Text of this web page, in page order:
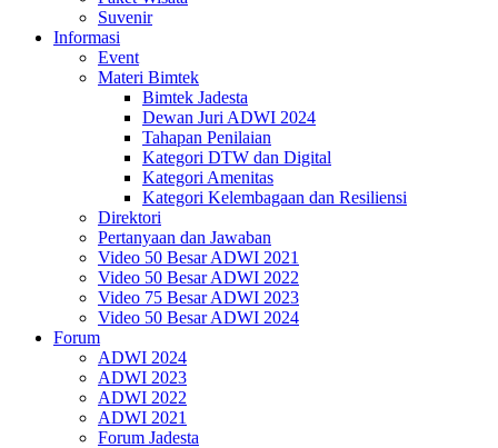
Suvenir
Informasi
Event
Materi Bimtek
Bimtek Jadesta
Dewan Juri ADWI 2024
Tahapan Penilaian
Kategori DTW dan Digital
Kategori Amenitas
Kategori Kelembagaan dan Resiliensi
Direktori
Pertanyaan dan Jawaban
Video 50 Besar ADWI 2021
Video 50 Besar ADWI 2022
Video 75 Besar ADWI 2023
Video 50 Besar ADWI 2024
Forum
ADWI 2024
ADWI 2023
ADWI 2022
ADWI 2021
Forum Jadesta